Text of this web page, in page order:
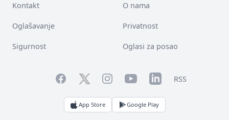
Kontakt O nama
Oglašavanje Privatnost
Sigurnost Oglasi za posao
FacebookTwitterInstagramYouTubeLinkedInRSS
App Store Google Play